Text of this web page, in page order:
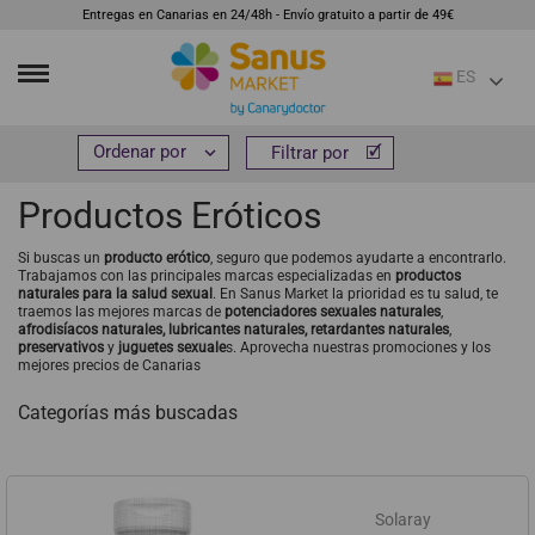
Entregas en Canarias en 24/48h - Envío gratuito a partir de 49€
ES
R Productos Eróticos
Productos Eróticos
Si buscas un producto erótico, seguro que podemos ayudarte a encontrarlo.
Trabajamos con las principales marcas especializadas en productos
naturales para la salud sexual . En Sanus Market la prioridad es tu salud, te
traemos las mejores marcas de potenciadores sexuales naturales,
afrodisíacos naturales, lubricantes naturales, retardantes naturales,
preservativos y juguetes sexuales. Aprovecha nuestras promociones y los
mejores precios de Canarias
Categorías más buscadas
 Filtrar por
Solaray
 Filtrar por